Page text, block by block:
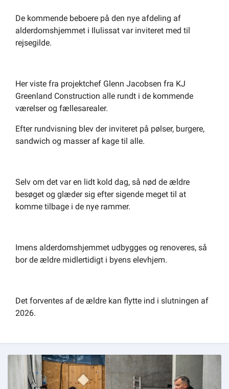
De kommende beboere på den nye afdeling af
alderdomshjemmet i Ilulissat var inviteret med til
rejsegilde.
Her viste fra projektchef Glenn Jacobsen fra KJ
Greenland Construction alle rundt i de kommende
værelser og fællesarealer.
Efter rundvisning blev der inviteret på pølser, burgere,
sandwich og masser af kage til alle.
Selv om det var en lidt kold dag, så nød de ældre
besøget og glæder sig efter sigende meget til at
komme tilbage i de nye rammer.
Imens alderdomshjemmet udbygges og renoveres, så
bor de ældre midlertidigt i byens elevhjem.
Det forventes af de ældre kan flytte ind i slutningen af
2026.